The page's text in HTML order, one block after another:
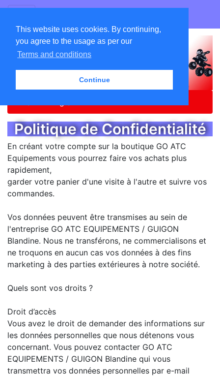
This website uses cookies. By continuing,
you agree to the usage as per our
Terms and conditions
Continue
Politique de Confidentialité
En créant votre compte sur la boutique GO ATC
Equipements vous pourrez faire vos achats plus
rapidement,
garder votre panier d'une visite à l'autre et suivre vos
commandes.
Vos données peuvent être transmises au sein de
l'entreprise GO ATC EQUIPEMENTS / GUIGON
Blandine. Nous ne transférons, ne commercialisons et
ne troquons en aucun cas vos données à des fins
marketing à des parties extérieures à notre société.
Quels sont vos droits ?
Droit d’accès
Vous avez le droit de demander des informations sur
les données personnelles que nous détenons vous
concernant. Vous pouvez contacter GO ATC
EQUIPEMENTS / GUIGON Blandine qui vous
transmettra vos données personnelles par e-mail